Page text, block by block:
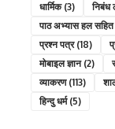
धार्मिक(3)
पाठ अभ्यास हल सहित
प्रश्न पत्र(18)
मोबाइल ज्ञान(2)
व्याकरण(113)
हिन्दु धर्म(5)